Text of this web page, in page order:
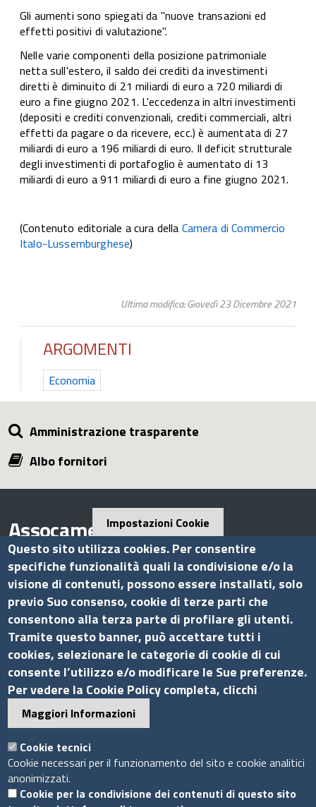
Gli aumenti sono spiegati da "nuove transazioni ed
effetti positivi di valutazione".
Nelle varie componenti della posizione patrimoniale
netta sull'estero, il saldo dei crediti da investimenti
diretti è diminuito di 21 miliardi di euro a 720 miliardi di
euro a fine giugno 2021. L'eccedenza in altri investimenti
(depositi e crediti convenzionali, crediti commerciali, altri
effetti da pagare o da ricevere, ecc.) è aumentata di 27
miliardi di euro a 196 miliardi di euro. Il deficit strutturale
degli investimenti di portafoglio è aumentato di 13
miliardi di euro a 911 miliardi di euro a fine giugno 2021.
(Contenuto editoriale a cura della Camera di Commercio
Italo-Lussemburghese)
Ultima modifica: Giovedì 23 Dicembre 2021
ARGOMENTI
Economia
Amministrazione trasparente
Albo fornitori
Assocamerestero
Contatti
Via G.B. Morgagni, 13 - 00161 Roma
Tel.: +39 06 44231314
P.Iva 01898631005
C.F. 07888290587
Pecinfo.assocamerestero@legalmail.it
info@assocamerestero.it
dpo@assocamerestero.it
Seguici su
Impostazioni Cookie
Questo sito utilizza cookies. Per consentire
specifiche funzionalità quali la condivisione e/o la
visione di contenuti, possono essere installati, solo
previo Suo consenso, cookie di terze parti che
consentono alla terza parte di profilare gli utenti.
Tramite questo banner, può accettare tutti i
cookies, selezionare le categorie di cookie di cui
consente l’utilizzo e/o modificare le Sue preferenze.
Per vedere la Cookie Policy completa, clicchi
Maggiori Informazioni
Cookie tecnici
Cookie necessari per il funzionamento del sito e cookie analitici
anonimizzati.
Cookie per la condivisione dei contenuti di questo sito